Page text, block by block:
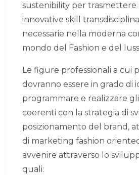
sustenibility per trasmettere
innovative skill
necessarie nella moderna
mondo del Fashion e del
Le figure professionali a cui
dovranno essere in grado di
programmare e realizzare
coerenti con la strategia di
posizionamento del brand,
di marketing fashion
avvenire attraverso lo
quali: